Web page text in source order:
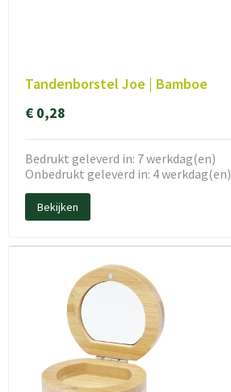
Tandenborstel Joe | Bamboe
€ 0,28
Bedrukt geleverd in: 7 werkdag(en)
Onbedrukt geleverd in: 4 werkdag(en)
Bekijken